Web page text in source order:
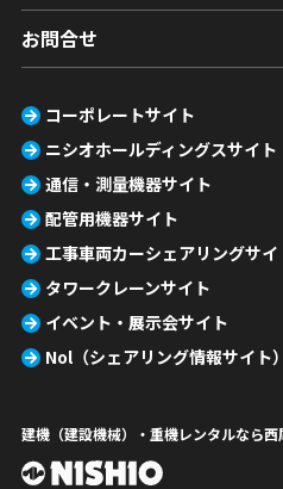
お問合せ
コーポレートサイト
ニシオホールディングスサイト
通信・測量機器サイト
配管用機器サイト
工事車両カーシェアリングサイ
タワークレーンサイト
イベント・展示会サイト
Nol（シェアリング情報サイト）
建機（建設機械）・重機レンタルなら